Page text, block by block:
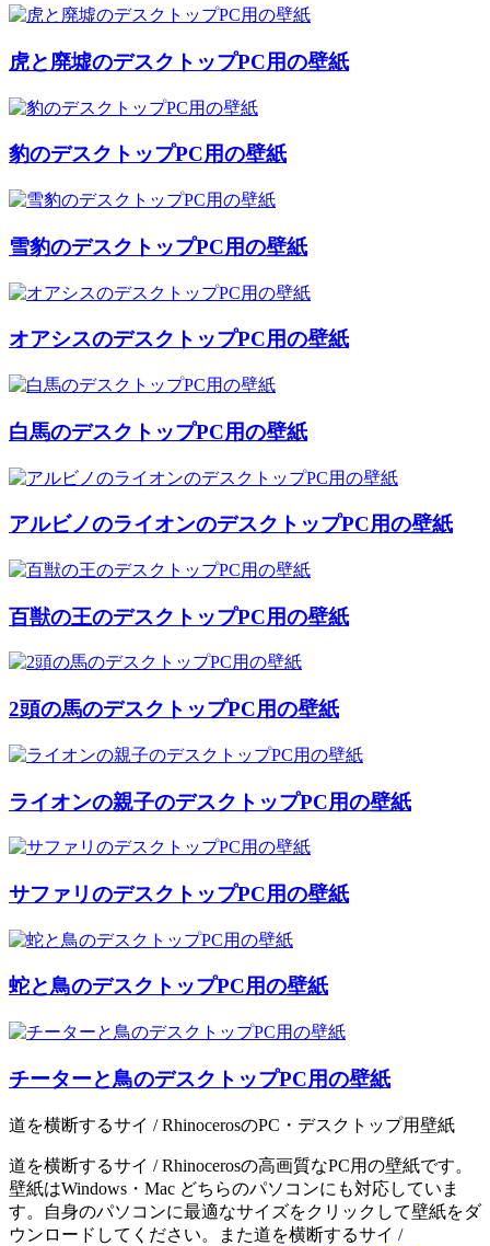
虎と廃墟のデスクトップPC用の壁紙
豹のデスクトップPC用の壁紙
雪豹のデスクトップPC用の壁紙
オアシスのデスクトップPC用の壁紙
白馬のデスクトップPC用の壁紙
アルビノのライオンのデスクトップPC用の壁紙
百獣の王のデスクトップPC用の壁紙
2頭の馬のデスクトップPC用の壁紙
ライオンの親子のデスクトップPC用の壁紙
サファリのデスクトップPC用の壁紙
蛇と鳥のデスクトップPC用の壁紙
チーターと鳥のデスクトップPC用の壁紙
道を横断するサイ / RhinocerosのPC・デスクトップ用壁紙
道を横断するサイ / Rhinocerosの高画質なPC用の壁紙です。
壁紙はWindows・Mac どちらのパソコンにも対応していま
す。自身のパソコンに最適なサイズをクリックして壁紙をダ
ウンロードしてください。また道を横断するサイ /